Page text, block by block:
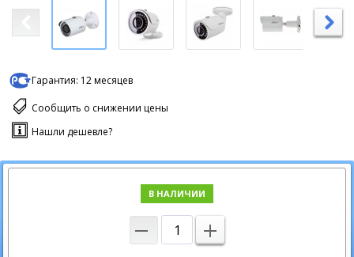
Гарантия: 12 месяцев
Сообщить о снижении цены
Нашли дешевле?
В НАЛИЧИИ